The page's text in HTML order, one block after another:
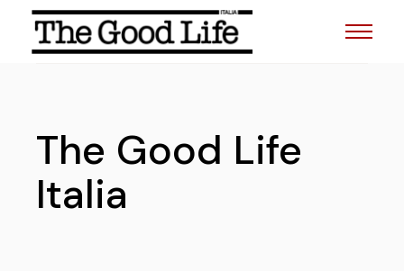
The Good Life
Italia